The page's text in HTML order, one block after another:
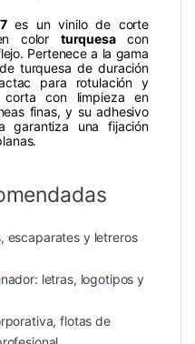
es un vinilo de corte
color turquesacon
Pertenece a la gama
turquesa de duración
para rotulación y
corta con limpieza en
finas, y su adhesivo
garantiza una fijación
escaparates y letreros
letras, logotipos y
flotas de